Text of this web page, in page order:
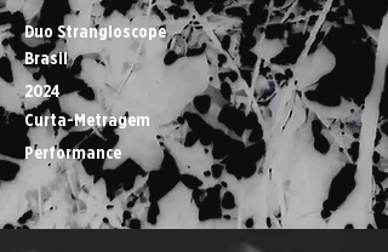
Curta-Metragem
Duo Strangloscope
Brasil
2024
Performance